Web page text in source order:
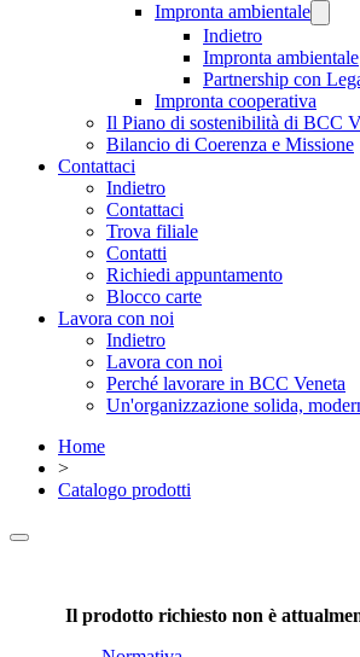
Impronta ambientale
Indietro
Impronta ambientale
Partnership con
Impronta cooperativa
Il Piano di sostenibilità di BCC
Bilancio di Coerenza e Missione
Contattaci
Indietro
Contattaci
Trova filiale
Contatti
Richiedi appuntamento
Blocco carte
Lavora con noi
Indietro
Lavora con noi
Perché lavorare in BCC Veneta
Un'organizzazione solida,
Home
>
Catalogo prodotti
Il prodotto richiesto non è